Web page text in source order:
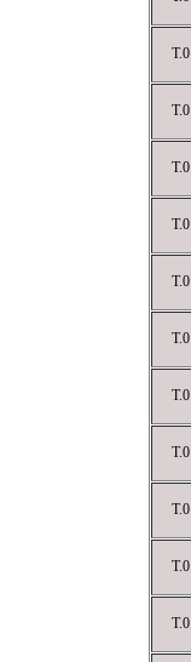
T.0
T.0
T.0
T.0
T.0
T.0
T.0
T.0
T.0
T.0
T.0